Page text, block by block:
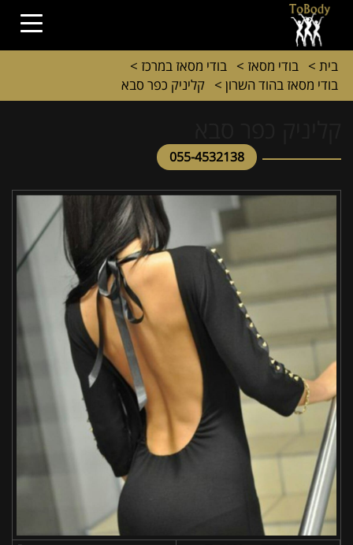
בית > בודי מסאז > בודי מסאז במרכז >
בודי מסאז בהוד השרון > קליניק כפר סבא
055-4532138